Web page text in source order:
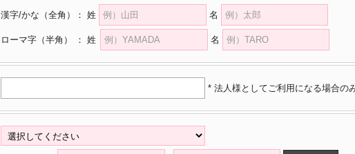
漢字/かな （全角） ： 姓 名
ローマ字 （半角） ： 姓 名
* 法人様としてご利用になる場合の